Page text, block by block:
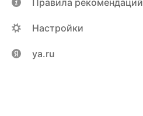
Правила рекомендаций
Настройки
ya.ru